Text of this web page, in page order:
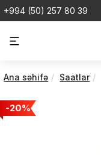
+994 (50) 257 80 39
Ana səhifə Saatlar
-20%